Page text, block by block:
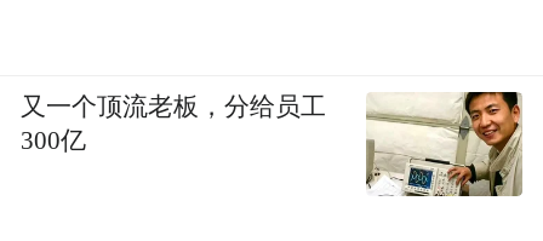
又一个顶流老板，分给员工
300亿